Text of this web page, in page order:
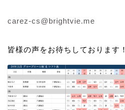
carez-cs@brightvie.me
皆様の声をお待ちしております！